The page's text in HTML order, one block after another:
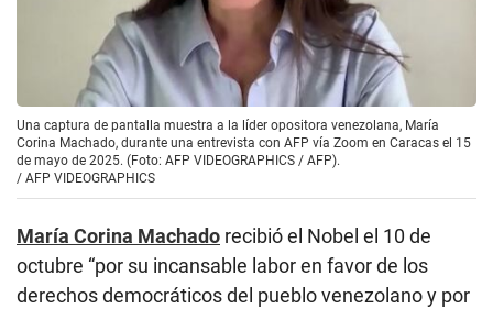
Una captura de pantalla muestra a la líder opositora venezolana, María
Corina Machado, durante una entrevista con AFP vía Zoom en Caracas el 15
de mayo de 2025. (Foto: AFP VIDEOGRAPHICS / AFP).
/ AFP VIDEOGRAPHICS
María Corina Machado recibió el Nobel el 10 de
octubre “por su incansable labor en favor de los
derechos democráticos del pueblo venezolano y por